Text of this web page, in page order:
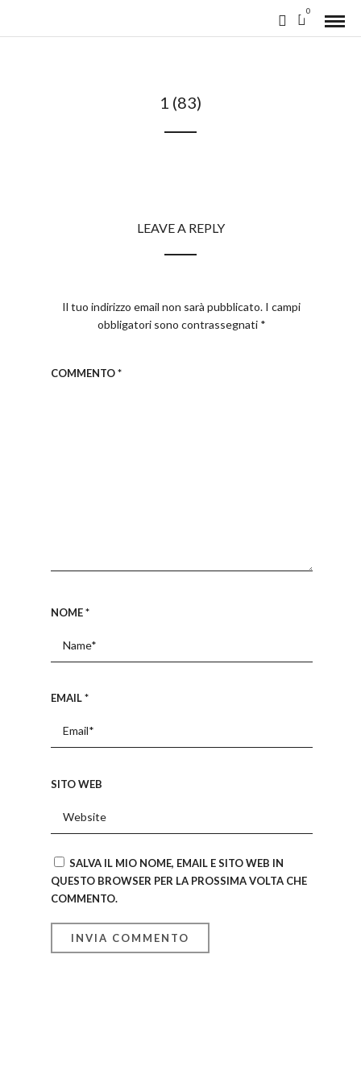
0
1 (83)
LEAVE A REPLY
Il tuo indirizzo email non sarà pubblicato. I campi
obbligatori sono contrassegnati *
COMMENTO*
NOME*
EMAIL*
SITO WEB
SALVA IL MIO NOME, EMAIL E SITO WEB IN
QUESTO BROWSER PER LA PROSSIMA VOLTA CHE
COMMENTO.